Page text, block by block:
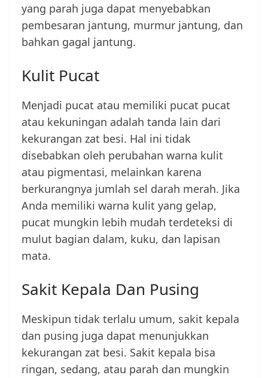
yang parah juga dapat menyebabkan
pembesaran jantung, murmur jantung, dan
bahkan gagal jantung.
Kulit Pucat
Menjadi pucat atau memiliki pucat pucat
atau kekuningan adalah tanda lain dari
kekurangan zat besi. Hal ini tidak
disebabkan oleh perubahan warna kulit
atau pigmentasi, melainkan karena
berkurangnya jumlah sel darah merah. Jika
Anda memiliki warna kulit yang gelap,
pucat mungkin lebih mudah terdeteksi di
mulut bagian dalam, kuku, dan lapisan
mata.
Sakit Kepala Dan Pusing
Meskipun tidak terlalu umum, sakit kepala
dan pusing juga dapat menunjukkan
kekurangan zat besi. Sakit kepala bisa
ringan, sedang, atau parah dan mungkin